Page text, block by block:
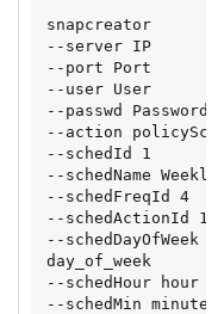
snapcreator
--server IP
--port Port
--user User
--passwd Password
--action
--schedId 1
--schedName
--schedFreqId 4
--schedActionId 1
--schedDayOfWeek
day_of_week
--schedHour hour
--schedMin minute